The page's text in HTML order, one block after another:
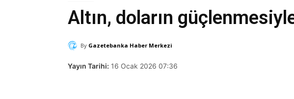
Altın, doların
By Gazetebanka Haber Merkezi
Yayın Tarihi: 16 Ocak 2026 07:36